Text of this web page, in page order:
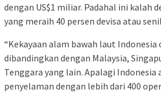
dengan US$1 miliar. Padahal ini kalah
yang meraih 40 persen devisa atau
“Kekayaan alam bawah laut Indonesia
dibandingkan dengan Malaysia,
Tenggara yang lain. Apalagi Indonesia
penyelaman dengan lebih dari 400